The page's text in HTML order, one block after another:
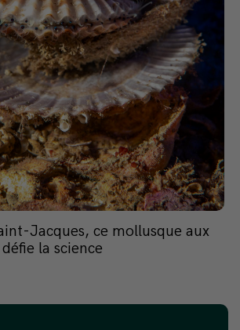
Jacques, ce mollusque aux
la science